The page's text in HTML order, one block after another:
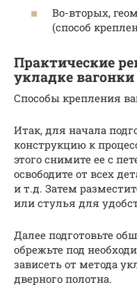
Во-вторых,
(способ
Практические
укладке вагонки
Способы крепления
Итак, для начала
конструкцию к
этого снимите ее с
освободите от всех
и т.д. Затем
или стулья для
Далее подготовьте
обрежьте под
зависеть от метода
дверного полотна.